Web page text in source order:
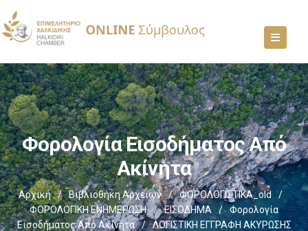
Φορολογία Εισοδήματος Από
Ακίνητα
Αρχική / Βιβλιοθήκη Αρχείων / ΦΟΡΟΛΟΓΙΣΤΙΚΑ_old
/
ΦΟΡΟΛΟΓΙΚΗ ΕΝΗΜΕΡΩΣΗ
/ ΕΙΣΟΔΗΜΑ /
Φορολογία
Εισοδήματος Από Ακίνητα
/
ΛΟΓΙΣΤΙΚΗ ΕΓΓΡΑΦΗ ΑΚΥΡΩΣΗΣ